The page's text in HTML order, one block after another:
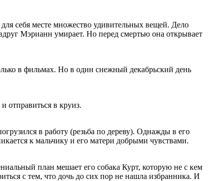
себя месте множество удивительных вещей. Дело
Мэрианн умирает. Но перед смертью она открывает
в фильмах. Но в один снежный декабрьский день
отправиться в круиз.
в работу (резьба по дереву). Однажды в его
к мальчику и его матери добрыми чувствами.
план мешает его собака Курт, которую не с кем
с тем, что дочь до сих пор не нашла избранника. И